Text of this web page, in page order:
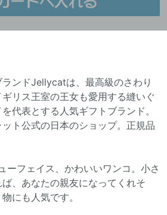
ンドJellycatは、最高級のさわり
リス王室の王女も愛用する縫いぐ
代表とする人気ギフトブランド。
ト公式の日本のショップ。正規品
ーフェイス、かわいいワンコ。小さ
、あなたの親友になってくれそ
にも人気です。